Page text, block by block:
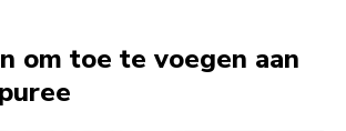
om toe te voegen aan